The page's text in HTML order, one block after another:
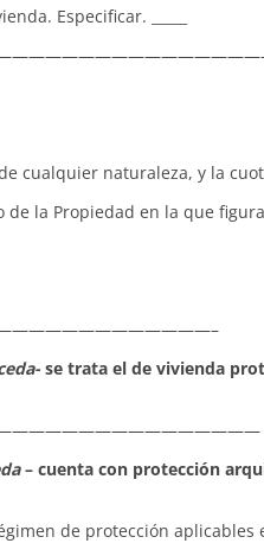
Especificar. _____
cualquier naturaleza, y la
la Propiedad en la que
se trata el de vivienda
– cuenta con protección
de protección aplicables